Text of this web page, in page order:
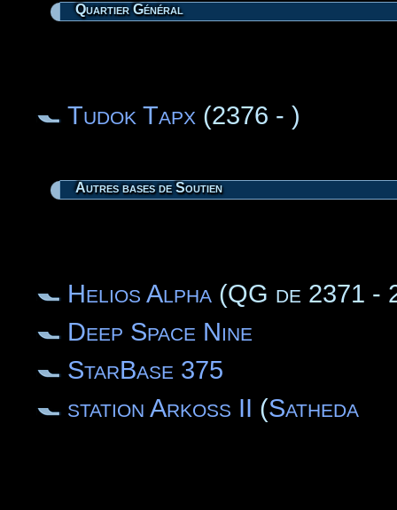
Quartier Général
Tudok Tapx (2376 - )
Autres bases de Soutien
Helios Alpha(QG de 2371 -
Deep Space Nine
StarBase 375
station Arkoss II (Satheda